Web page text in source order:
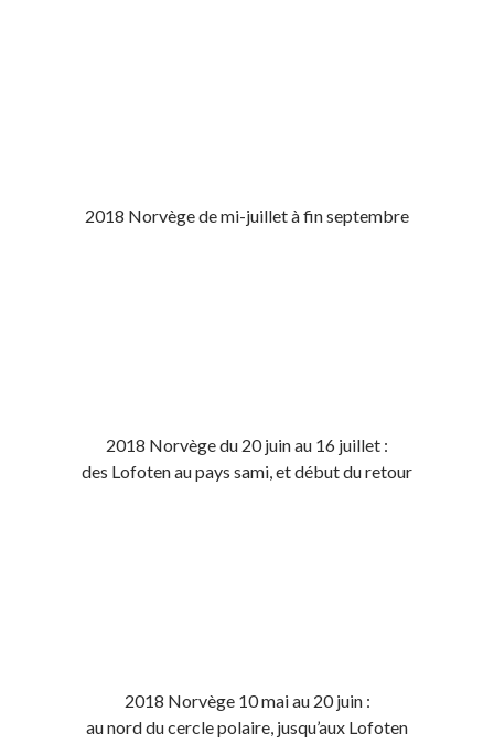
2018 Norvège de mi-juillet à fin septembre
2018 Norvège du 20 juin au 16 juillet :
des Lofoten au pays sami, et début du retour
2018 Norvège 10 mai au 20 juin :
au nord du cercle polaire, jusqu’aux Lofoten